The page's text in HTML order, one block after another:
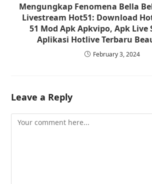
Mengungkap Fenomena Bella
Livestream Hot51: Download
51 Mod Apk Apkvipo, Apk Live
Aplikasi Hotlive Terbaru
February 3, 2024
Leave a Reply